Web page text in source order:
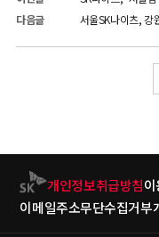
다음글
서울SK나이츠,
개인정보취급방침
이메일주소무단수집거부